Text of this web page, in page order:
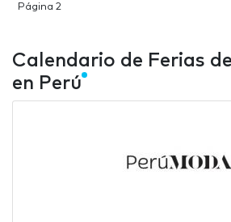
Página 2
Calendario de Ferias
en Perú